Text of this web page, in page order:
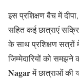
इस प्रशिक्षण बैच में
सहित कई छात्राएं
के साथ प्रशिक्षण सत्रों
जिम्मेदारियों को समझने
Nagarमें छात्राओं की